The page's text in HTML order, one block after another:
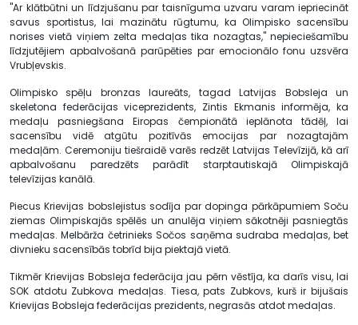
"Ar klātbūtni un līdzjušanu par taisnīguma uzvaru varam iepriecināt
savus sportistus, lai mazinātu rūgtumu, ka Olimpisko sacensību
norises vietā viņiem zelta medaļas tika nozagtas," nepieciešamību
līdzjutējiem apbalvošanā parūpēties par emocionālo fonu uzsvēra
Vrubļevskis.
Olimpisko spēļu bronzas laureāts, tagad Latvijas Bobsleja un
skeletona federācijas viceprezidents, Zintis Ekmanis informēja, ka
medaļu pasniegšana Eiropas čempionātā ieplānota tādēļ, lai
sacensību vidē atgūtu pozitīvās emocijas par nozagtajām
medaļām. Ceremoniju tiešraidē varēs redzēt Latvijas Televīzijā, kā arī
apbalvošanu paredzēts parādīt starptautiskajā Olimpiskajā
televīzijas kanālā.
Piecus Krievijas bobslejistus sodīja par dopinga pārkāpumiem Soču
ziemas Olimpiskajās spēlēs un anulēja viņiem sākotnēji pasniegtās
medaļas. Melbārža četrinieks Sočos saņēma sudraba medaļas, bet
divnieku sacensībās tobrīd bija piektajā vietā.
Tikmēr Krievijas Bobsleja federācija jau pērn vēstīja, ka darīs visu, lai
SOK atdotu Zubkova medaļas. Tiesa, pats Zubkovs, kurš ir bijušais
Krievijas Bobsleja federācijas prezidents, negrasās atdot medaļas.